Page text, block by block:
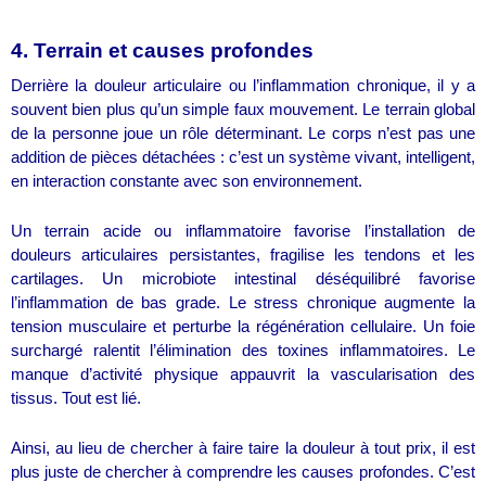
4. Terrain et causes profondes
Derrière la douleur articulaire ou l’inflammation chronique, il y a
souvent bien plus qu’un simple faux mouvement. Le terrain global
de la personne joue un rôle déterminant. Le corps n’est pas une
addition de pièces détachées : c’est un système vivant, intelligent,
en interaction constante avec son environnement.
Un terrain acide ou inflammatoire favorise l’installation de
douleurs articulaires persistantes, fragilise les tendons et les
cartilages. Un microbiote intestinal déséquilibré favorise
l’inflammation de bas grade. Le stress chronique augmente la
tension musculaire et perturbe la régénération cellulaire. Un foie
surchargé ralentit l’élimination des toxines inflammatoires. Le
manque d’activité physique appauvrit la vascularisation des
tissus. Tout est lié.
Ainsi, au lieu de chercher à faire taire la douleur à tout prix, il est
plus juste de chercher à comprendre les causes profondes. C’est